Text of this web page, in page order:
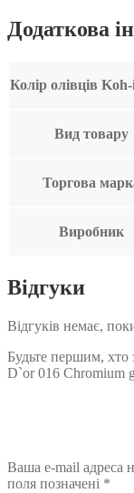
Додаткова
Колір олівців
Вид товару
Торгова
Виробник
Відгуки
Відгуків немає,
Будьте першим, хто
D`or 016 Chromium
Ваша e-mail адреса
поля позначені *